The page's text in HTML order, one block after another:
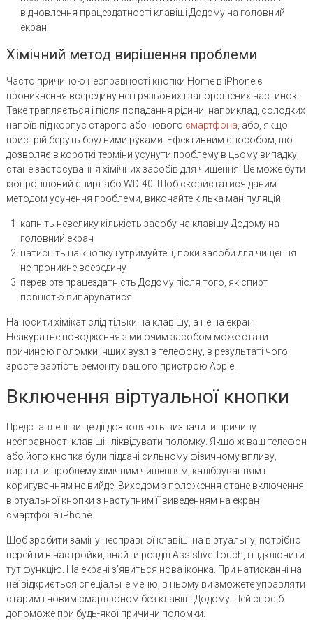
відновлення працездатності клавіші Додому на головний
екран.
Хімічний метод вирішення проблеми
Часто причиною несправності кнопки Home в iPhone є
проникнення всередину неї грязьових і запорошених частинок.
Таке трапляється і після попадання рідини, наприклад, солодких
напоїв під корпус старого або нового смартфона , або, якщо
пристрій беруть брудними руками. Ефективним способом, що
дозволяє в короткі терміни усунути проблему в цьому випадку,
стане застосування хімічних засобів для чищення. Це може бути
ізопропіловий спирт або WD-40. Щоб скористатися даним
методом усунення проблеми, виконайте кілька маніпуляцій:
капніть невелику кількість засобу на клавішу Додому на
головний екран
натисніть на кнопку і утримуйте її, поки засоби для чищення
не проникне всередину
перевірте працездатність Додому після того, як спирт
повністю випаруватися
Наносити хімікат слід тільки на клавішу, а не на екран.
Неакуратне поводження з миючим засобом може стати
причиною поломки інших вузлів телефону, в результаті чого
зросте вартість ремонту вашого пристрою Apple.
Включення віртуальної кнопки
Представлені вище дії дозволяють визначити причину
несправності клавіші і ліквідувати поломку. Якщо ж ваш телефон
або його кнопка були піддані сильному фізичному впливу,
вирішити проблему хімічним чищенням, калібруванням і
коригуванням не вийде. Виходом з положення стане включення
віртуальної кнопки з наступним її виведенням на екран
смартфона iPhone.
Щоб зробити заміну несправної клавіші на віртуальну, потрібно
перейти в настройки, знайти розділ Assistive Touch, і підключити
тут функцію. На екрані з’явиться нова іконка. При натисканні на
неї відкриється спеціальне меню, в ньому ви зможете управляти
старим і новим смартфоном без клавіші Додому. Цей спосіб
допоможе при будь-якої причини поломки.